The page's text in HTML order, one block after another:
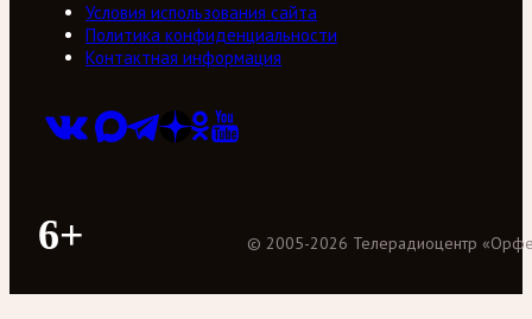
Условия использования сайта
Политика конфиденциальности
Контактная информация
6+ © 2005-2026 Телерадиоцентр